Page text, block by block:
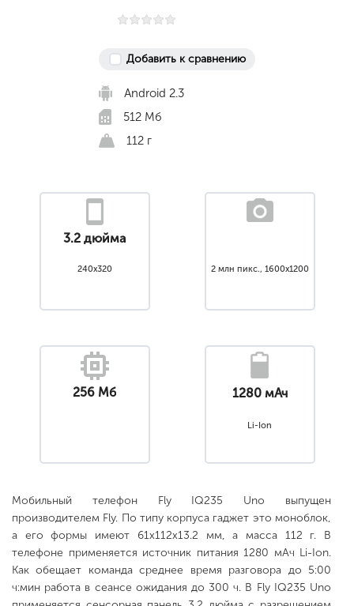
Добавить к сравнению
Android 2.3
512 Мб
112 г
3.2 дюйма
240x320 2 млн пикс., 1600x1200
256 Мб 1280 мАч
Li-Ion
Мобильный телефон Fly IQ235 Uno выпущен
производителем Fly. По типу корпуса гаджет это моноблок,
а его формы имеют 61x112x13.2 мм, а масса 112 г. В
телефоне применяется источник питания 1280 мАч Li-Ion.
Как обещает команда среднее время разговора до 5:00
ч:мин работа в сеансе ожидания до 300 ч. В Fly IQ235 Uno